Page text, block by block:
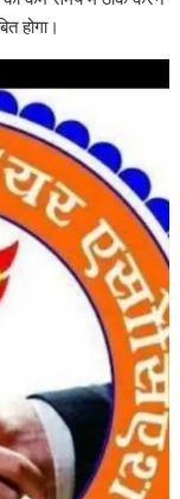
होगा।